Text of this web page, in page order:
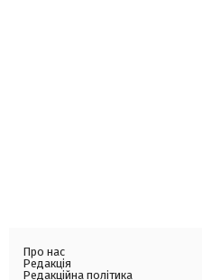
Про нас
Редакція
Редакційна політика